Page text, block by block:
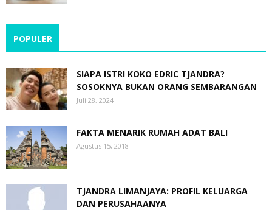
POPULER
SIAPA ISTRI KOKO EDRIC TJANDRA?
SOSOKNYA BUKAN ORANG SEMBARANGAN
Juli 28, 2024
FAKTA MENARIK RUMAH ADAT BALI
Agustus 15, 2018
TJANDRA LIMANJAYA: PROFIL KELUARGA
DAN PERUSAHAANYA